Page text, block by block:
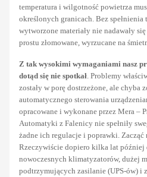
temperatura i wilgotność powietrza
określonych granicach. Bez
wytworzone materiały nie nadawały
prostu złomowane, wyrzucane na
Z tak wysokimi wymaganiami nasz
dotąd się nie spotkał. Problemy
zostały w porę dostrzeżone, ale chyba
automatycznego sterowania
opracowane i wykonane przez Mera –
Automatyki z Falenicy nie spełniły
żadne ich regulacje i poprawki. Zacząć
Rzeczywiście dopiero kilka lat później
nowoczesnych klimatyzatorów, dużej
podtrzymujących zasilanie (UPS-ów) i